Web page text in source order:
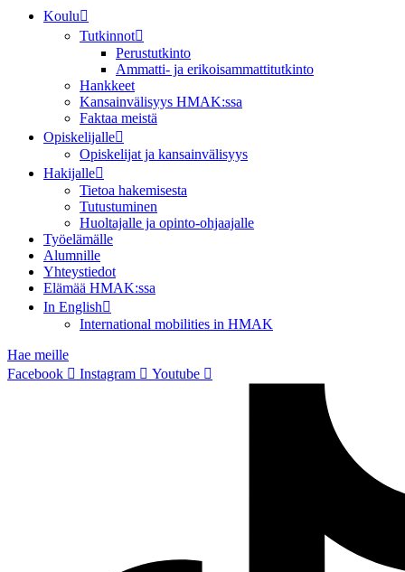
Koulu
Tutkinnot
Perustutkinto
Ammatti- ja erikoisammattitutkinto
Hankkeet
Kansainvälisyys HMAK:ssa
Faktaa meistä
Opiskelijalle
Opiskelijat ja kansainvälisyys
Hakijalle
Tietoa hakemisesta
Tutustuminen
Huoltajalle ja opinto-ohjaajalle
Työelämälle
Alumnille
Yhteystiedot
Elämää HMAK:ssa
In English
International mobilities in HMAK
Hae meille
Facebook
Instagram Youtube